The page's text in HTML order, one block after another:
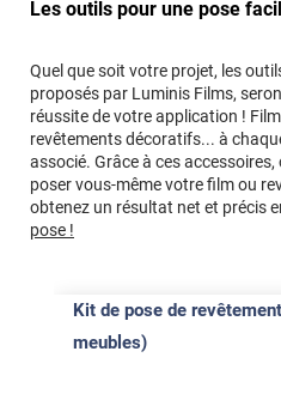
Les outils pour une pose
Quel que soit votre projet, les
proposés par Luminis Films,
réussite de votre application !
revêtements décoratifs... à
associé. Grâce à ces
poser vous-même votre film ou
obtenez un résultat net et précis
pose !
Kit de pose de
meubles)